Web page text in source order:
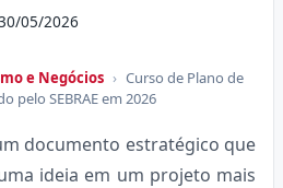
05/2026
e Negócios › Curso de Plano de
pelo SEBRAE em 2026
documento estratégico que
ideia em um projeto mais